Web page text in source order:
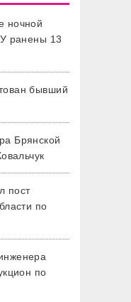
ночной
ранены 13
бывший
Брянской
пост
по
по